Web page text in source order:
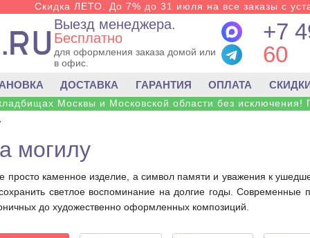
Скидка ЛЕТО. До 7% до 31 июля на все заказы с
Выезд менеджера.
Бесплатно
для оформления заказа домой или
в офис.
+7
60
ДОСТАВКА ГАРАНТИЯ ОПЛАТА
Москвы и Московской области без исключения!
могилу
каменное изделие, а символ памяти и уважения к
сохранить светлое воспоминание на долгие годы.
до художественно оформленных композиций.